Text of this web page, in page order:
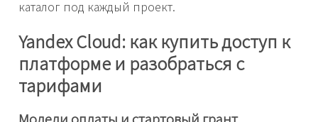
каталог под каждый проект.
Yandex Cloud: как купить доступ к
платформе и разобраться с
тарифами